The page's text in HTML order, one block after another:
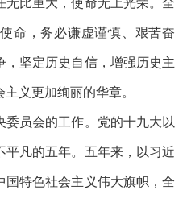
比重大，使命无上光荣。全
命，务必谦虚谨慎、艰苦奋
坚定历史自信，增强历史主
义更加绚丽的华章。
员会的工作。党的十九大以
凡的五年。五年来，以习近
特色社会主义伟大旗帜，全